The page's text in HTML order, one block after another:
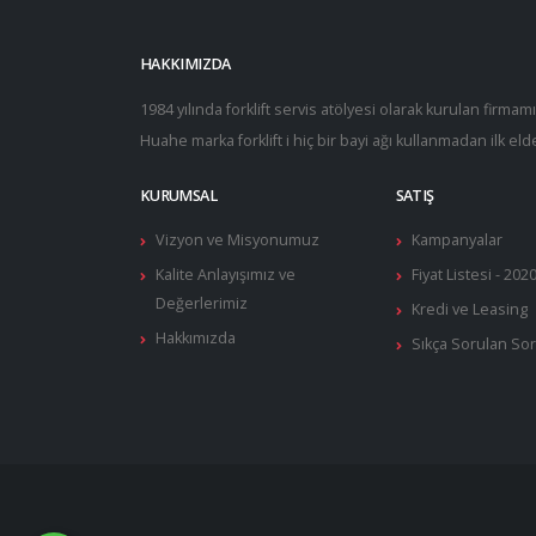
Yakıt Pompaları
Sensör Sistemleri & Joyst…
Yürüyüş Kontrol Üniteleri…
HAKKIMIZDA
1984 yılında forklift servis atölyesi olarak kurulan
Huahe marka forklift i hiç bir bayi ağı kullanmadan ilk
KURUMSAL
Vizyon ve Misyonumuz
Kalite Anlayışımız ve
Değerlerimiz
Hakkımızda
SATIŞ
Kampanyalar
Fiyat Listesi - 2020
Kredi ve Leasing
Sıkça Sorulan